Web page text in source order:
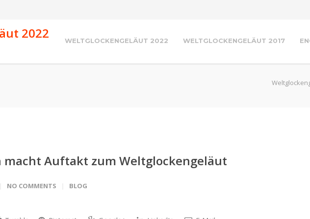
WELTGLOCKENGELÄUT 2022 WELTGLOCKENGELÄUT 2017
macht Auftakt zum Weltglockengeläut
NO COMMENTS BLOG